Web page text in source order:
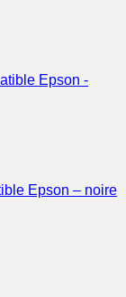
Epson – noire